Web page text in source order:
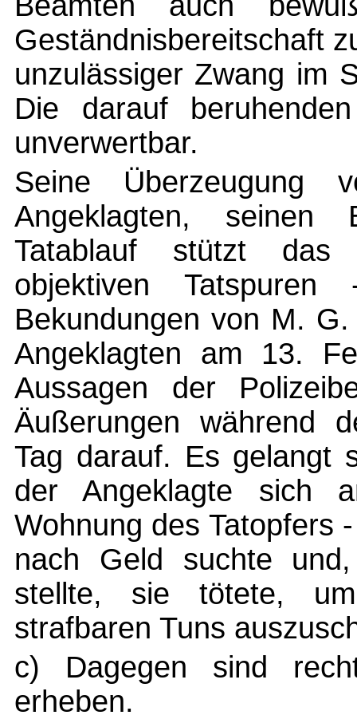
Geständnisbereitschaft
unzulässiger Zwang im
Die darauf
unverwertbar.
Seine Überzeugung
Angeklagten, seinen
Tatablauf stützt das
objektiven
Bekundungen von M.
Angeklagten am 13.
Aussagen der
Äußerungen während
Tag darauf. Es gelangt
der Angeklagte sich
Wohnung des Tatopfers
nach Geld suchte
stellte, sie tötete,
strafbaren Tuns
c) Dagegen sind
erheben.